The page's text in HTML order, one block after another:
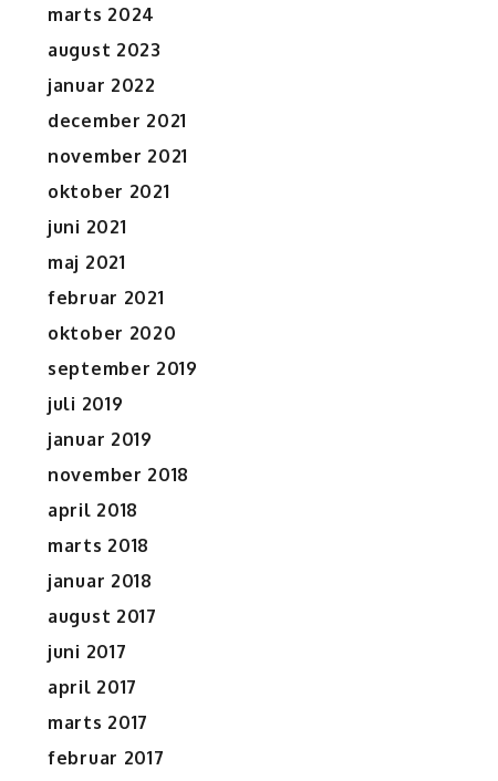
marts 2024
august 2023
januar 2022
december 2021
november 2021
oktober 2021
juni 2021
maj 2021
februar 2021
oktober 2020
september 2019
juli 2019
januar 2019
november 2018
april 2018
marts 2018
januar 2018
august 2017
juni 2017
april 2017
marts 2017
februar 2017